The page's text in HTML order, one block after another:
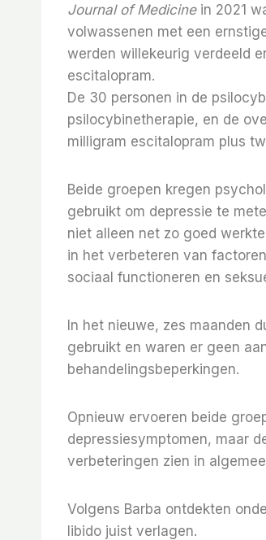
Journal of Medicinein 2021
volwassenen met een
werden willekeurig verdeeld
escitalopram.
De 30 personen in de
psilocybinetherapie, en de
milligram escitalopram plus
Beide groepen kregen
gebruikt om depressie te
niet alleen net zo goed
in het verbeteren van
sociaal functioneren en
In het nieuwe, zes maanden
gebruikt en waren er geen
behandelingsbeperkingen.
Opnieuw ervoeren beide
depressiesymptomen, maar
verbeteringen zien in
Volgens Barba ontdekten
libido juist verlagen.